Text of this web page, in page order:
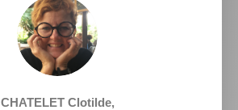
CHATELET Clotilde,